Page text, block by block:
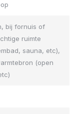
bij fornuis of
ruimte
sauna, etc),
(open